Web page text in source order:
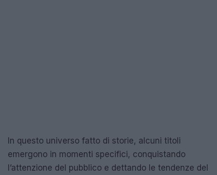
In questo universo fatto di storie, alcuni titoli
emergono in momenti specifici, conquistando
l’attenzione del pubblico e dettando le tendenze del